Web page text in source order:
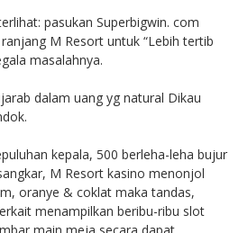
pasukan Superbigwin. com
M Resort untuk “Lebih tertib
masalahnya.
dalam uang yg natural Dikau
kepala, 500 berleha-leha bujur
M Resort kasino menonjol
oranye & coklat maka tandas,
menampilkan beribu-ribu slot